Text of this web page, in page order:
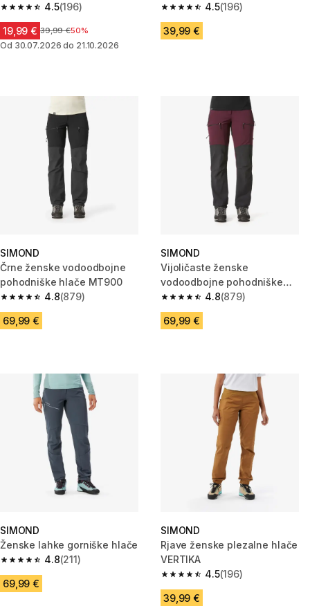
4.5
4.5 od 5 zvezdic from 196 ocene
(196)
19,99 € Cena pred znižanjem
39,99 €50%
Od 30.07.2026 do 21.10.2026
4.5
4.5 od 5 zvezdic from 196
(196)
39,99 €
SIMOND
Črne ženske vodoodbojne
pohodniške hlače MT900
4.8
4.8 od 5 zvezdic from 879 ocene
(879)
69,99 €
SIMOND
Vijoličaste ženske
vodoodbojne pohodniške
hlače MT900
4.8
4.8 od 5 zvezdic from 879
(879)
69,99 €
SIMOND
Ženske lahke gorniške hlače
4.8
4.8 od 5 zvezdic from 211 ocene
(211)
69,99 €
SIMOND
Rjave ženske plezalne hlače
VERTIKA
4.5
4.5 od 5 zvezdic from 196
(196)
39,99 €